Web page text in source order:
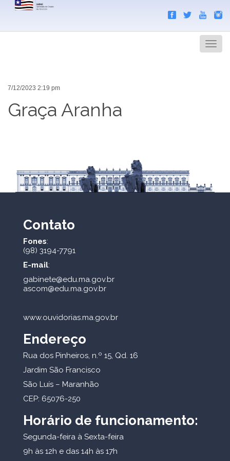
Menu
7/12/2023 2:19 pm
Graça Aranha
Contato
Fones:
(98) 3194-7791
E-mail:
gabinete@edu.ma.gov.br
ascom@edu.ma.gov.br
www.ouvidorias.ma.gov.br
Endereço
Rua dos Pinheiros, n.º 15, Qd. 16
Jardim São Francisco
São Luís – Maranhão
CEP: 65076-250
Horário de funcionamento:
Segunda-feira à Sexta-feira
9h às 12h e das 14h às 17h